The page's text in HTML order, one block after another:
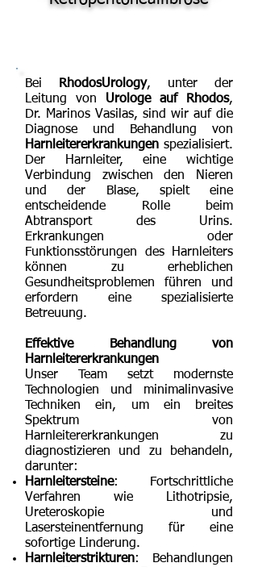
Bei RhodosUrology, unter der
Leitung von Urologe auf Rhodos,
Dr. Marinos Vasilas, sind wir auf die
Diagnose und Behandlung von
Harnleitererkrankungen spezialisiert.
Der Harnleiter, eine wichtige
Verbindung zwischen den Nieren
und der Blase, spielt eine
entscheidende Rolle beim
Abtransport des Urins.
Erkrankungen oder
Funktionsstörungen des Harnleiters
können zu erheblichen
Gesundheitsproblemen führen und
erfordern eine spezialisierte
Betreuung.
Effektive Behandlung von
Harnleitererkrankungen
Unser Team setzt modernste
Technologien und minimalinvasive
Techniken ein, um ein breites
Spektrum von
Harnleitererkrankungen zu
diagnostizieren und zu behandeln,
darunter:
Harnleitersteine: Fortschrittliche
Verfahren wie Lithotripsie,
Ureteroskopie und
Lasersteinentfernung für eine
sofortige Linderung.
Harnleiterstrikturen: Behandlungen